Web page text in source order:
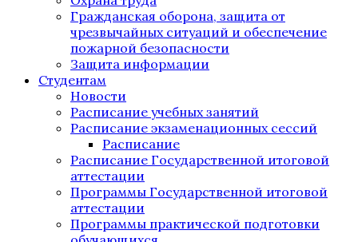
Гражданская оборона, защита от
чрезвычайных ситуаций и обеспечение
пожарной безопасности
Защита информации
Студентам
Новости
Расписание учебных занятий
Расписание экзаменационных сессий
Расписание
Расписание Государственной итоговой
аттестации
Программы Государственной итоговой
аттестации
Программы практической подготовки